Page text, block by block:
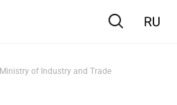
Ministry of Industry and Trade